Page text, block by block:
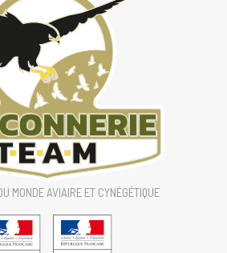
MONDE AVIAIRE ET CYNÉGÉTIQUE